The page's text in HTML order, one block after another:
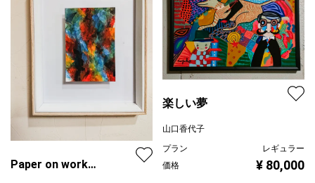
Paper on work
楽しい夢
山口香代子
プラン
レギュラー
価格
¥ 80,000